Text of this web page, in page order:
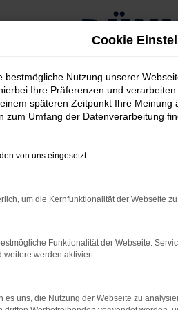
für Nürnberg kaufen
für
der Vernunft betrachten,
gleichermaßen Kritiker wie
direkt zu Ihnen nach Nürnberg
vorschwebt. Oftmals besteht
Cookie
bestmögliche Nutzung unserer
Ihre Präferenzen und
späteren Zeitpunkt Ihre
zum Umfang der Datenverarbeitung
von uns eingesetzt:
um die Kernfunktionalität der Webseite
Funktionalität der Webseite.
weitere werden aktiviert.
es uns, die Nutzung der Webseite zu